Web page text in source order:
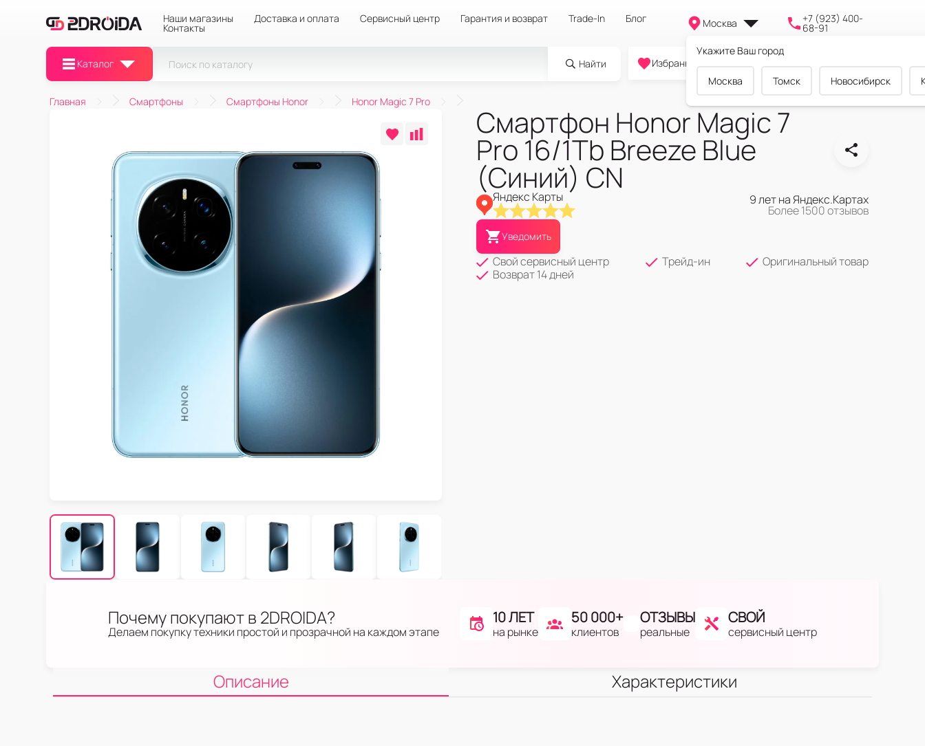
Наши магазины Доставка и оплата Сервисный центр Гарантия и возврат Trade-In Блог
Контакты Москва
Укажите Ваш город
Москва Томск Новосибирск
+7 (923) 400-
68-91
Каталог Найти
0
Избранное Cравнение Корзина
Главная Смартфоны Смартфоны Honor Honor Magic 7 Pro
Смартфон Honor Magic 7
Pro 16/1Tb Breeze Blue
(Синий) CN
Яндекс Карты 9 лет на Яндекс.Картах
Более 1500 отзывов
Уведомить
Свой сервисный центр Трейд-ин
Оригинальный товар
Возврат 14 дней
Почему покупают в 2DROIDA?
Делаем покупку техники простой и прозрачной на каждом этапе
10 ЛЕТ
на рынке
50 000+
клиентов
ОТЗЫВЫ
реальные
СВОЙ
сервисный центр
Описание Характеристики